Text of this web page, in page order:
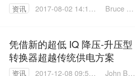
资讯
2017-08-02 14:14:
Bruce Ha
凭借新的超低 IQ 降压-升压型
转换器超越传统供电方案
资讯 2017-12-08 09:55: John Baz